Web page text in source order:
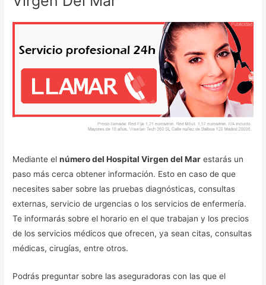
Mediante elnúmero del Hospital Virgen del Mar estarás un
paso más cerca obtener información. Esto en caso de que
necesites saber sobre las pruebas diagnósticas, consultas
externas, servicio de urgencias o los servicios de enfermería.
Te informarás sobre el horario en el que trabajan y los precios
de los servicios médicos que ofrecen, ya sean citas, consultas
médicas, cirugías, entre otros.
Podrás preguntar sobre las aseguradoras con las que el